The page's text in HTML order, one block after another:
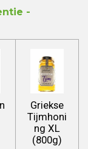
-
Griekse
Tijmhoni
ng XL
(800g)